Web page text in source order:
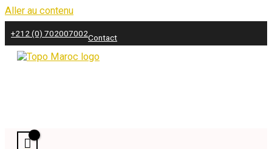
Aller au contenu
+212 (0) 702007002Contact